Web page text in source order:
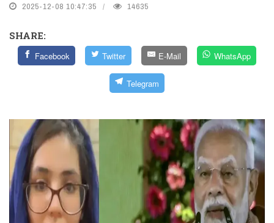
2025-12-08 10:47:35 14635
SHARE:
Facebook Twitter E-Mail WhatsApp
Telegram